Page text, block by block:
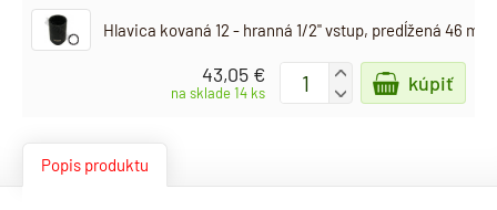
Hlavica kovaná 12 - hranná 1/2" vstup, predĺžená 46 mm
43,05 €
na sklade 14 ks
+
-
kúpiť
Popis produktu